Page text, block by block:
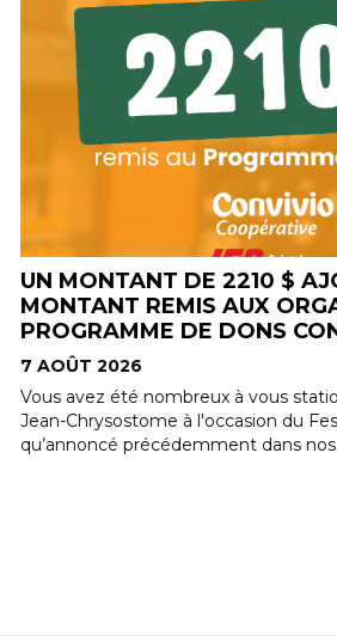
UN MONTANT DE 2210 $
MONTANT REMIS AUX
PROGRAMME DE DONS
7 AOÛT 2026
Vous avez été nombreux à vous
Jean-Chrysostome à l'occasion du
qu’annoncé précédemment dans